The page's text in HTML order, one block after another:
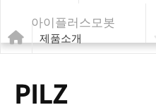
아이플러스모봇
제품소개
PILZ